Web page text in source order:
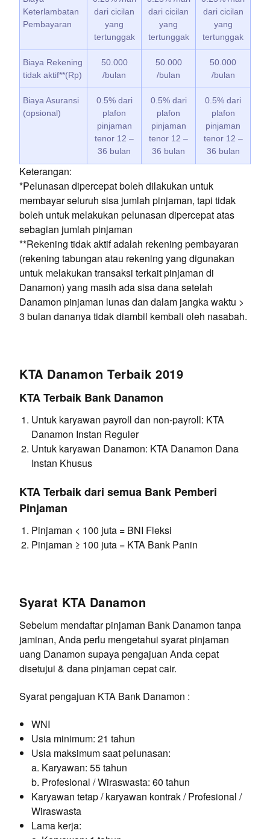
Keterlambatan
Pembayaran
dari cicilan
yang
tertunggak
dari cicilan
yang
tertunggak
dari cicilan
yang
tertunggak
Biaya Rekening
tidak aktif**(Rp)
50.000
/bulan
50.000
/bulan
50.000
/bulan
Biaya Asuransi
(opsional)
0.5% dari
plafon
pinjaman
tenor 12 –
36 bulan
0.5% dari
plafon
pinjaman
tenor 12 –
36 bulan
0.5% dari
plafon
pinjaman
tenor 12 –
36 bulan
Keterangan:
*Pelunasan dipercepat boleh dilakukan untuk
membayar seluruh sisa jumlah pinjaman, tapi tidak
boleh untuk melakukan pelunasan dipercepat atas
sebagian jumlah pinjaman
**Rekening tidak aktif adalah rekening pembayaran
(rekening tabungan atau rekening yang digunakan
untuk melakukan transaksi terkait pinjaman di
Danamon) yang masih ada sisa dana setelah
Danamon pinjaman lunas dan dalam jangka waktu >
3 bulan dananya tidak diambil kembali oleh nasabah.
KTA Danamon Terbaik 2019
KTA Terbaik Bank Danamon
Untuk karyawan payroll dan non-payroll: KTA
Danamon Instan Reguler
Untuk karyawan Danamon: KTA Danamon Dana
Instan Khusus
KTA Terbaik dari semua Bank Pemberi
Pinjaman
Pinjaman < 100 juta = BNI Fleksi
Pinjaman ≥ 100 juta = KTA Bank Panin
Syarat KTA Danamon
Sebelum mendaftar pinjaman Bank Danamon tanpa
jaminan, Anda perlu mengetahui syarat pinjaman
uang Danamon supaya pengajuan Anda cepat
disetujui & dana pinjaman cepat cair.
Syarat pengajuan KTA Bank Danamon :
WNI
Usia minimum: 21 tahun
Usia maksimum saat pelunasan:
a. Karyawan: 55 tahun
b. Profesional / Wiraswasta: 60 tahun
Karyawan tetap / karyawan kontrak / Profesional /
Wiraswasta
Lama kerja: